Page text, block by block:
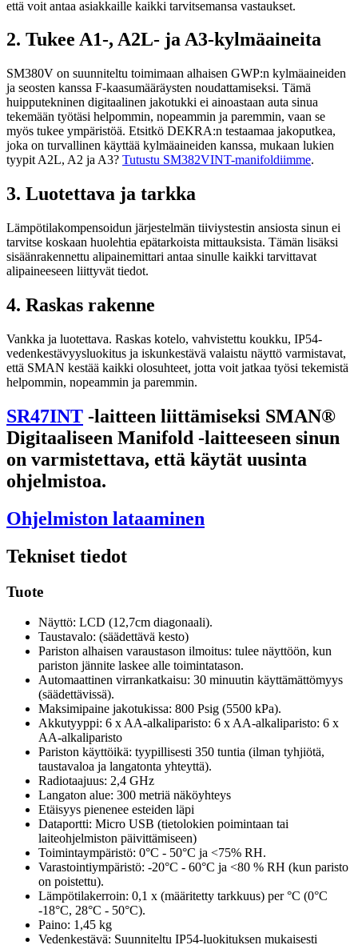
että voit antaa asiakkaille kaikki tarvitsemansa vastaukset.
2. Tukee A1-, A2L- ja A3-kylmäaineita
SM380V on suunniteltu toimimaan alhaisen GWP:n kylmäaineiden
ja seosten kanssa F-kaasumääräysten noudattamiseksi. Tämä
huipputekninen digitaalinen jakotukki ei ainoastaan auta sinua
tekemään työtäsi helpommin, nopeammin ja paremmin, vaan se
myös tukee ympäristöä. Etsitkö DEKRA:n testaamaa jakoputkea,
joka on turvallinen käyttää kylmäaineiden kanssa, mukaan lukien
tyypit A2L, A2 ja A3? Tutustu SM382VINT-manifoldiimme.
3. Luotettava ja tarkka
Lämpötilakompensoidun järjestelmän tiiviystestin ansiosta sinun ei
tarvitse koskaan huolehtia epätarkoista mittauksista. Tämän lisäksi
sisäänrakennettu alipainemittari antaa sinulle kaikki tarvittavat
alipaineeseen liittyvät tiedot.
4. Raskas rakenne
Vankka ja luotettava. Raskas kotelo, vahvistettu koukku, IP54-
vedenkestävyysluokitus ja iskunkestävä valaistu näyttö varmistavat,
että SMAN kestää kaikki olosuhteet, jotta voit jatkaa työsi tekemistä
helpommin, nopeammin ja paremmin.
SR47INT -laitteen liittämiseksi SMAN®
Digitaaliseen Manifold -laitteeseen sinun
on varmistettava, että käytät uusinta
ohjelmistoa.
Ohjelmiston lataaminen
Tekniset tiedot
Tuote
Näyttö: LCD (12,7cm diagonaali).
Taustavalo: (säädettävä kesto)
Pariston alhaisen varaustason ilmoitus: tulee näyttöön, kun
pariston jännite laskee alle toimintatason.
Automaattinen virrankatkaisu: 30 minuutin käyttämättömyys
(säädettävissä).
Maksimipaine jakotukissa: 800 Psig (5500 kPa).
Akkutyyppi: 6 x AA-alkaliparisto: 6 x AA-alkaliparisto: 6 x
AA-alkaliparisto
Pariston käyttöikä: tyypillisesti 350 tuntia (ilman tyhjiötä,
taustavaloa ja langatonta yhteyttä).
Radiotaajuus: 2,4 GHz
Langaton alue: 300 metriä näköyhteys
Etäisyys pienenee esteiden läpi
Dataportti: Micro USB (tietolokien poimintaan tai
laiteohjelmiston päivittämiseen)
Toimintaympäristö: 0°C - 50°C ja <75% RH.
Varastointiympäristö: -20°C - 60°C ja <80 % RH (kun paristo
on poistettu).
Lämpötilakerroin: 0,1 x (määritetty tarkkuus) per °C (0°C
-18°C, 28°C - 50°C).
Paino: 1,45 kg
Vedenkestävä: Suunniteltu IP54-luokituksen mukaisesti